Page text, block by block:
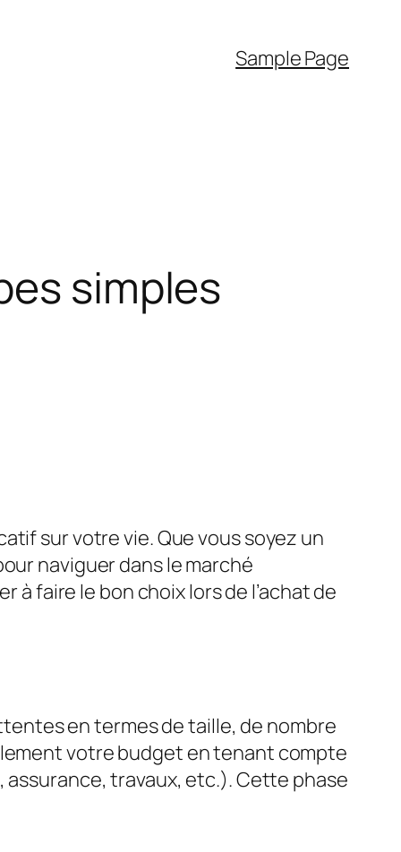
Sample Page
simples
sur votre vie. Que vous soyez un
naviguer dans le marché
à faire le bon choix lors de l’achat de
en termes de taille, de nombre
votre budget en tenant compte
travaux, etc.). Cette phase